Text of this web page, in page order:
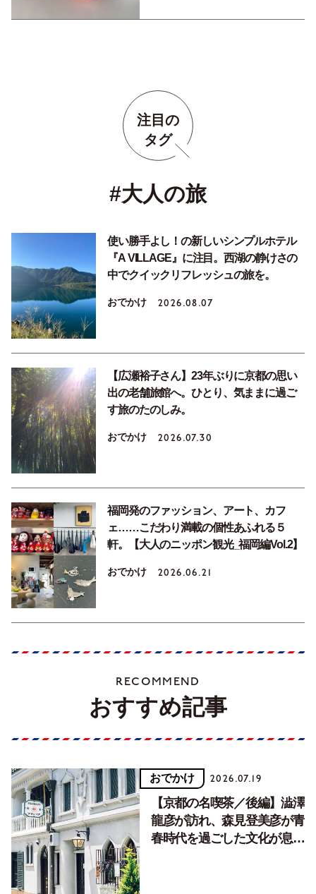
注目の
タグ
#大人の旅
使い勝手よし！の新しいシンプルホテル
『A VILLAGE』に注目。西湖の静けさの
中でクイックリフレッシュの旅を。
おでかけ 2026.08.07
【広瀬裕子さん】23年ぶりに京都の思い
出の老舗旅館へ。ひとり、気ままに過ご
す旅のたのしみ。
おでかけ 2026.07.30
福岡発のファッション、アート、カフ
ェ……こだわり満載の個性あふれる５
軒。【大人のニッポン観光_福岡編Vol.2】
おでかけ 2026.06.21
RECOMMEND
おすすめ記事
おでかけ 2026.07.19
【京都の名喫茶／後編】澁澤
龍彦が訪れ、森見登美彦が青
春時代を過ごした文化が息づ